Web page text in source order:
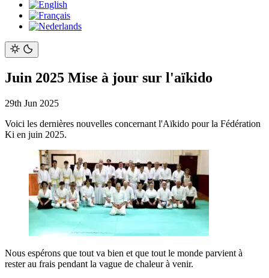
Juin 2025 Mise à jour sur l'aïkido
29th Jun 2025
Voici les dernières nouvelles concernant l'Aïkido pour la Fédération
Ki en juin 2025.
Nous espérons que tout va bien et que tout le monde parvient à
rester au frais pendant la vague de chaleur à venir.